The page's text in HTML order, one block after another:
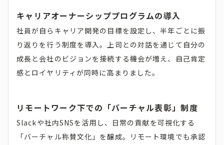
キャリアオーナーシッププログラムの導入
社員が自らキャリア開発の目標を設定し、半年ごとに振
り返りを行う制度を導入。上司との対話を通じて自分の
成長と会社のビジョンを接続する機会が増え、自己肯定
感とロイヤリティが同時に高まりました。
リモートワーク下での「バーチャル表彰」制度
Slackや社内SNSを活用し、日常の貢献を可視化する
「バーチャル称賛文化」を醸成。リモート環境でも承認